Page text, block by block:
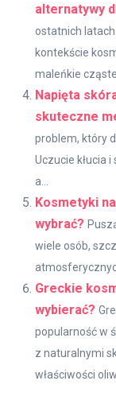
alternatywy
ostatnich
kontekście
maleńkie
Napięta
skuteczne
problem, który
Uczucie kłucia
a...
Kosmetyki
wybrać?
wiele osób,
Greckie
wybierać?
popularność w
z naturalnymi
właściwości